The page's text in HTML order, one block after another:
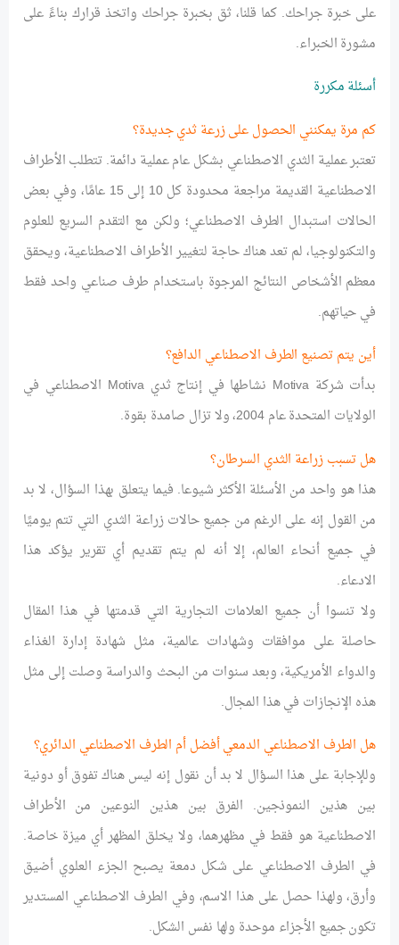
على خبرة جراحك. كما قلنا، ثق بخبرة جراحك واتخذ قرارك بناءً على
مشورة الخبراء.
أسئلة مكررة
كم مرة يمكنني الحصول على زرعة ثدي جديدة؟
تعتبر عملية الثدي الاصطناعي بشكل عام عملية دائمة. تتطلب الأطراف
الاصطناعية القديمة مراجعة محدودة كل 10 إلى 15 عامًا، وفي بعض
الحالات استبدال الطرف الاصطناعي؛ ولكن مع التقدم السريع للعلوم
والتكنولوجيا، لم تعد هناك حاجة لتغيير الأطراف الاصطناعية، ويحقق
معظم الأشخاص النتائج المرجوة باستخدام طرف صناعي واحد فقط
في حياتهم.
أين يتم تصنيع الطرف الاصطناعي الدافع؟
بدأت شركة Motiva نشاطها في إنتاج ثدي Motiva الاصطناعي في
الولايات المتحدة عام 2004، ولا تزال صامدة بقوة.
هل تسبب زراعة الثدي السرطان؟
هذا هو واحد من الأسئلة الأكثر شيوعا. فيما يتعلق بهذا السؤال، لا بد
من القول إنه على الرغم من جميع حالات زراعة الثدي التي تتم يوميًا
في جميع أنحاء العالم، إلا أنه لم يتم تقديم أي تقرير يؤكد هذا
الادعاء.
ولا تنسوا أن جميع العلامات التجارية التي قدمتها في هذا المقال
حاصلة على موافقات وشهادات عالمية، مثل شهادة إدارة الغذاء
والدواء الأمريكية، وبعد سنوات من البحث والدراسة وصلت إلى مثل
هذه الإنجازات في هذا المجال.
هل الطرف الاصطناعي الدمعي أفضل أم الطرف الاصطناعي الدائري؟
وللإجابة على هذا السؤال لا بد أن نقول إنه ليس هناك تفوق أو دونية
بين هذين النموذجين. الفرق بين هذين النوعين من الأطراف
الاصطناعية هو فقط في مظهرهما، ولا يخلق المظهر أي ميزة خاصة.
في الطرف الاصطناعي على شكل دمعة يصبح الجزء العلوي أضيق
وأرق، ولهذا حصل على هذا الاسم، وفي الطرف الاصطناعي المستدير
تكون جميع الأجزاء موحدة ولها نفس الشكل.